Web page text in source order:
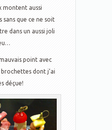
montent aussi
que ce ne soit
dans un aussi joli
point avec
brochettes dont j’ai
déçue!